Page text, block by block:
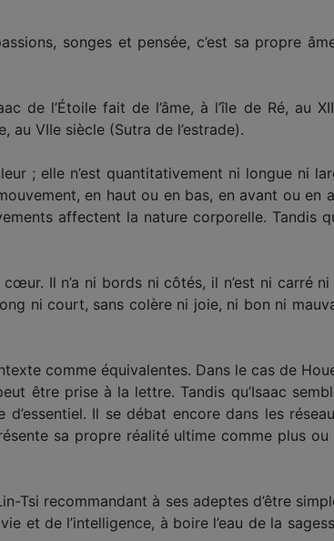
songes et pensée, c’est sa propre
de l’Étoile fait de l’âme, à l’île de Ré, au
au VIIe siècle (Sutra de l’estrade).
; elle n’est quantitativement ni longue ni
en haut ou en bas, en avant ou en
affectent la nature corporelle. Tandis
Il n’a ni bords ni côtés, il n’est ni carré
ni court, sans colère ni joie, ni bon ni
comme équivalentes. Dans le cas de
être prise à la lettre. Tandis qu’Isaac
Il se débat encore dans les
sa propre réalité ultime comme plus ou
Tsi recommandant à ses adeptes d’être
et de l’intelligence, à boire l’eau de la